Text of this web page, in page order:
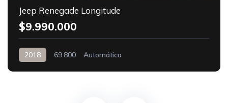
Jeep Renegade Longitude
$9.990.000
2018 69.800 Automática